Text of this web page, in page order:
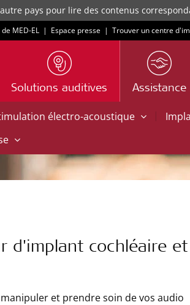
pays pour lire des contenus
MED-EL | Espace presse | Trouver un centre
Solutions auditives Assistance
électro-acoustique |
d'implant cochléaire et
et prendre soin de vos audio